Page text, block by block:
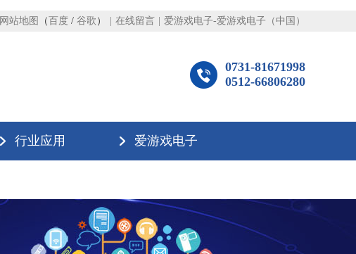
网站地图 （ 百度 / 谷歌 ） 在线留言 爱游戏电子-爱游戏电子（中国）
0731-81671998
0512-66806280
行业应用 爱游戏电子